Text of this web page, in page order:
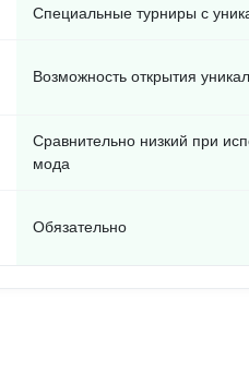
Специальные турниры с
Возможность открытия
Сравнительно низкий при
мода
Обязательно